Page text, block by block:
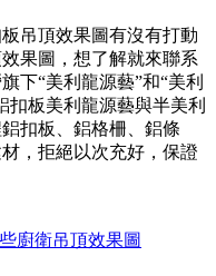
吊頂效果圖有沒有打動
果圖，想了解就來聯系
下“美利龍源藝”和“美利
扣板美利龍源藝與半美利
扣板、鋁格柵、鋁條
，拒絕以次充好，保證